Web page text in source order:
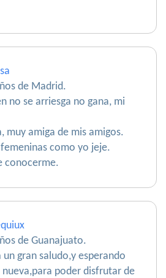
de Madrid.
no se arriesga no gana, mi
muy amiga de mis amigos.
como yo jeje.
conocerme.
de Guanajuato.
un gran saludo,y esperando
poder disfrutar de